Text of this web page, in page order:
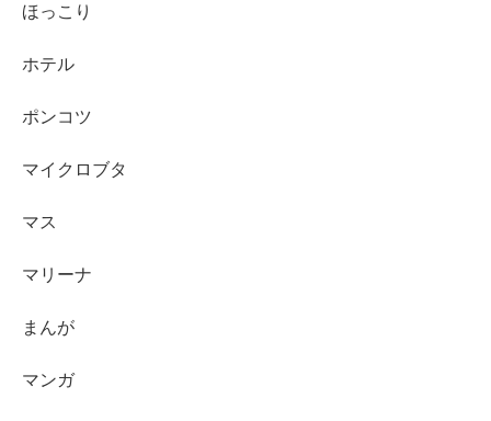
ほっこり
ホテル
ポンコツ
マイクロブタ
マス
マリーナ
まんが
マンガ